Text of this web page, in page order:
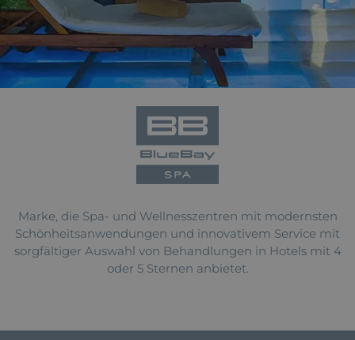
Marke, die Spa- und Wellnesszentren mit modernsten
Schönheitsanwendungen und innovativem Service mit
sorgfältiger Auswahl von Behandlungen in Hotels mit 4
oder 5 Sternen anbietet.